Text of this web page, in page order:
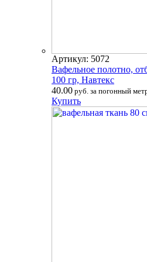
Артикул: 5072
Вафельное полотно,
100 гр, Навтекс
40.00 руб. за погонный
Купить